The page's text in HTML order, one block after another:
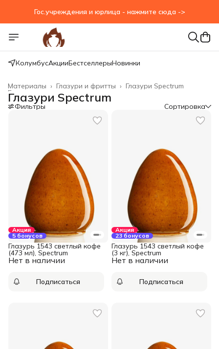
Гос.учреждения и юрлица - нажмите сюда ->
КолумбусАкцииБестселлерыНовинки
Глазури Spectrum
Глазури и фритты ›
Материалы ›
Главная
Глазури Spectrum
Фильтры Сортировка
Акция
5 бонусов
Нет в наличии
Глазурь 1543 светлый кофе
(473 мл), Spectrum
Подписаться
Акция
23 бонусов
Нет в наличии
Глазурь 1543 светлый кофе
(3 кг), Spectrum
Подписаться